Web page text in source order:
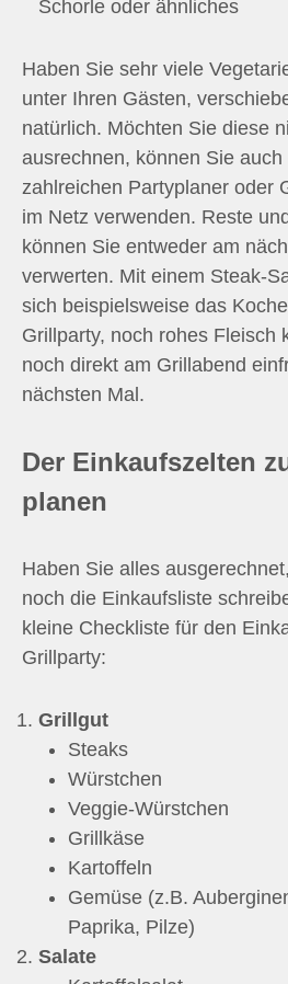
Schorle oder ähnliches
Haben Sie sehr viele
unter Ihren Gästen,
natürlich. Möchten Sie diese
ausrechnen, können Sie
zahlreichen Partyplaner oder
im Netz verwenden. Reste
können Sie entweder am
verwerten. Mit einem Steak-
sich beispielsweise das
Grillparty, noch rohes Fleisch
noch direkt am Grillabend
nächsten Mal.
Der Einkaufszelten
planen
Haben Sie alles
noch die Einkaufsliste
kleine Checkliste für den
Grillparty:
Grillgut
Steaks
Würstchen
Veggie-Würstchen
Grillkäse
Kartoffeln
Gemüse (z.B.
Paprika, Pilze)
Salate